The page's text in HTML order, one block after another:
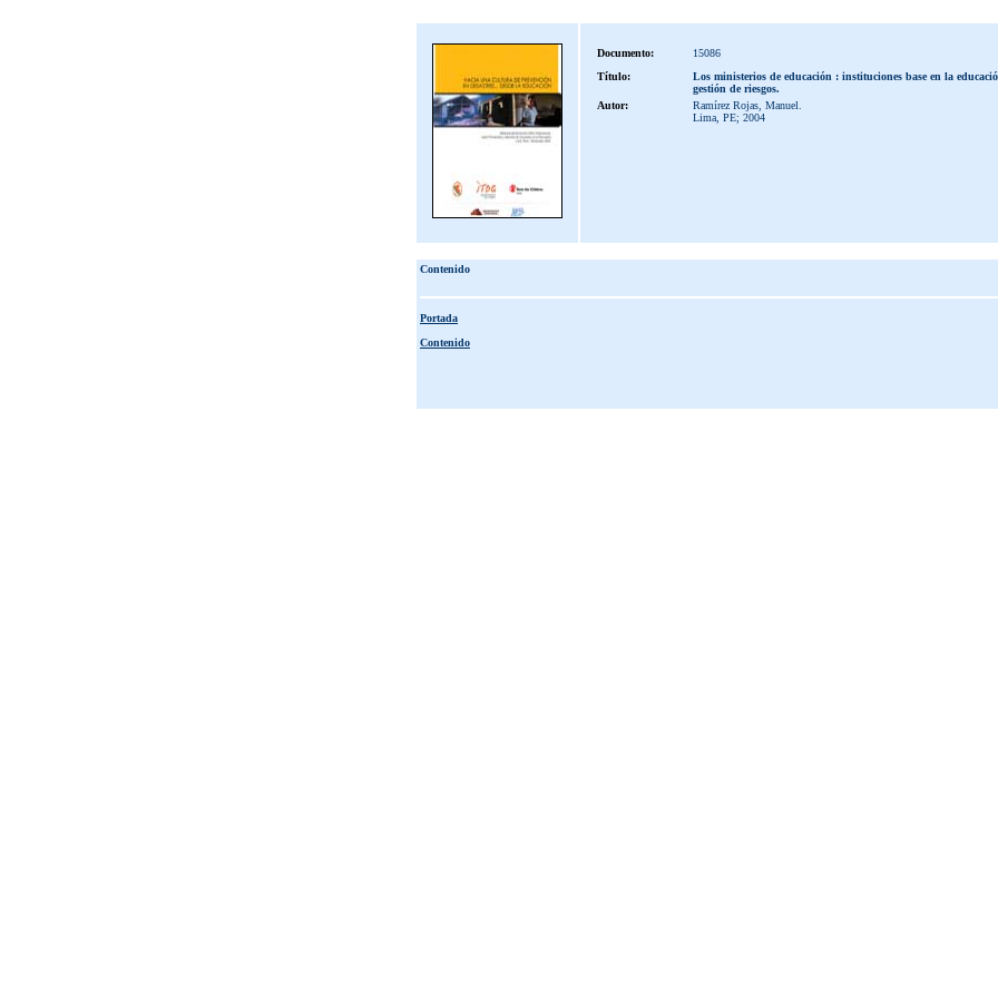
Documento:
15086
Título:
Los ministerios de educación : instituciones base en la
gestión de riesgos.
Autor:
Ramírez Rojas, Manuel.
Lima, PE; 2004
Contenido
Portada
Contenido